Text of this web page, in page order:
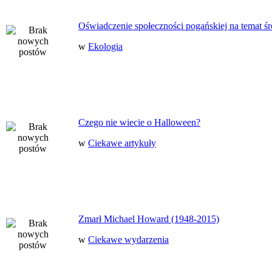
Oświadczenie społeczności pogańskiej na temat
w Ekologia
Czego nie wiecie o Halloween?
w Ciekawe artykuły
Zmarł Michael Howard (1948-2015)
w Ciekawe wydarzenia